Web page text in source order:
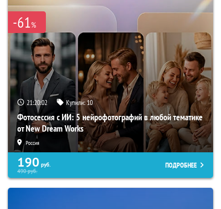
-61%
21:20:01 Купили:10
Фотосессия с ИИ: 5 нейрофотографий в любой тематике
от New Dream Works
Россия
190 руб.
490руб.
ПОДРОБНЕЕ